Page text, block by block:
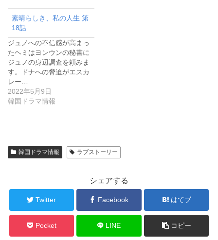
素晴らしき、私の人生 第
18話
ジュノへの不信感が高まっ
たヘミはヨンウンの秘書に
ジュノの身辺調査を頼みま
す。ドナへの脅迫がエスカ
レー…
2022年5月9日
韓国ドラマ情報
韓国ドラマ情報 ラブストーリー
シェアする
Twitter Facebook はてブ
Pocket LINE コピー